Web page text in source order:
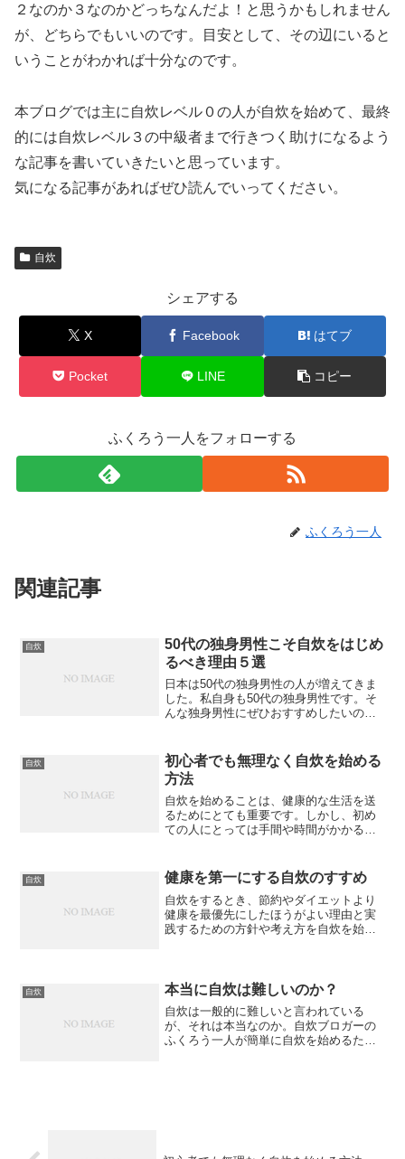
２なのか３なのかどっちなんだよ！と思うかもしれません
が、どちらでもいいのです。目安として、その辺にいると
いうことがわかれば十分なのです。
本ブログでは主に自炊レベル０の人が自炊を始めて、最終
的には自炊レベル３の中級者まで行きつく助けになるよう
な記事を書いていきたいと思っています。
気になる記事があればぜひ読んでいってください。
自炊
シェアする
X Facebook はてブ
Pocket LINE コピー
ふくろう一人をフォローする
ふくろう一人
関連記事
自炊
50代の独身男性こそ自炊をはじめ
るべき理由５選
日本は50代の独身男性の人が増えてきま
した。私自身も50代の独身男性です。そ
んな独身男性にぜひおすすめしたいの
性と言っても親や子供と同居している場
合は、状況が違ってきま...
自炊
初心者でも無理なく自炊を始める
方法
自炊を始めることは、健康的な生活を送
るためにとても重要です。しかし、初め
ての人にとっては手間や時間がかかると
心者でも無理なく自炊を始める方法を提
案します。ご飯を炊くこと...
自炊 健康を第一にする自炊のすすめ
自炊をするとき、節約やダイエットより
健康を最優先にしたほうがよい理由と実
践するための方針や考え方を自炊を始め
自炊 本当に自炊は難しいのか？
自炊は一般的に難しいと言われている
が、それは本当なのか。自炊ブロガーの
ふくろう一人が簡単に自炊を始めるため